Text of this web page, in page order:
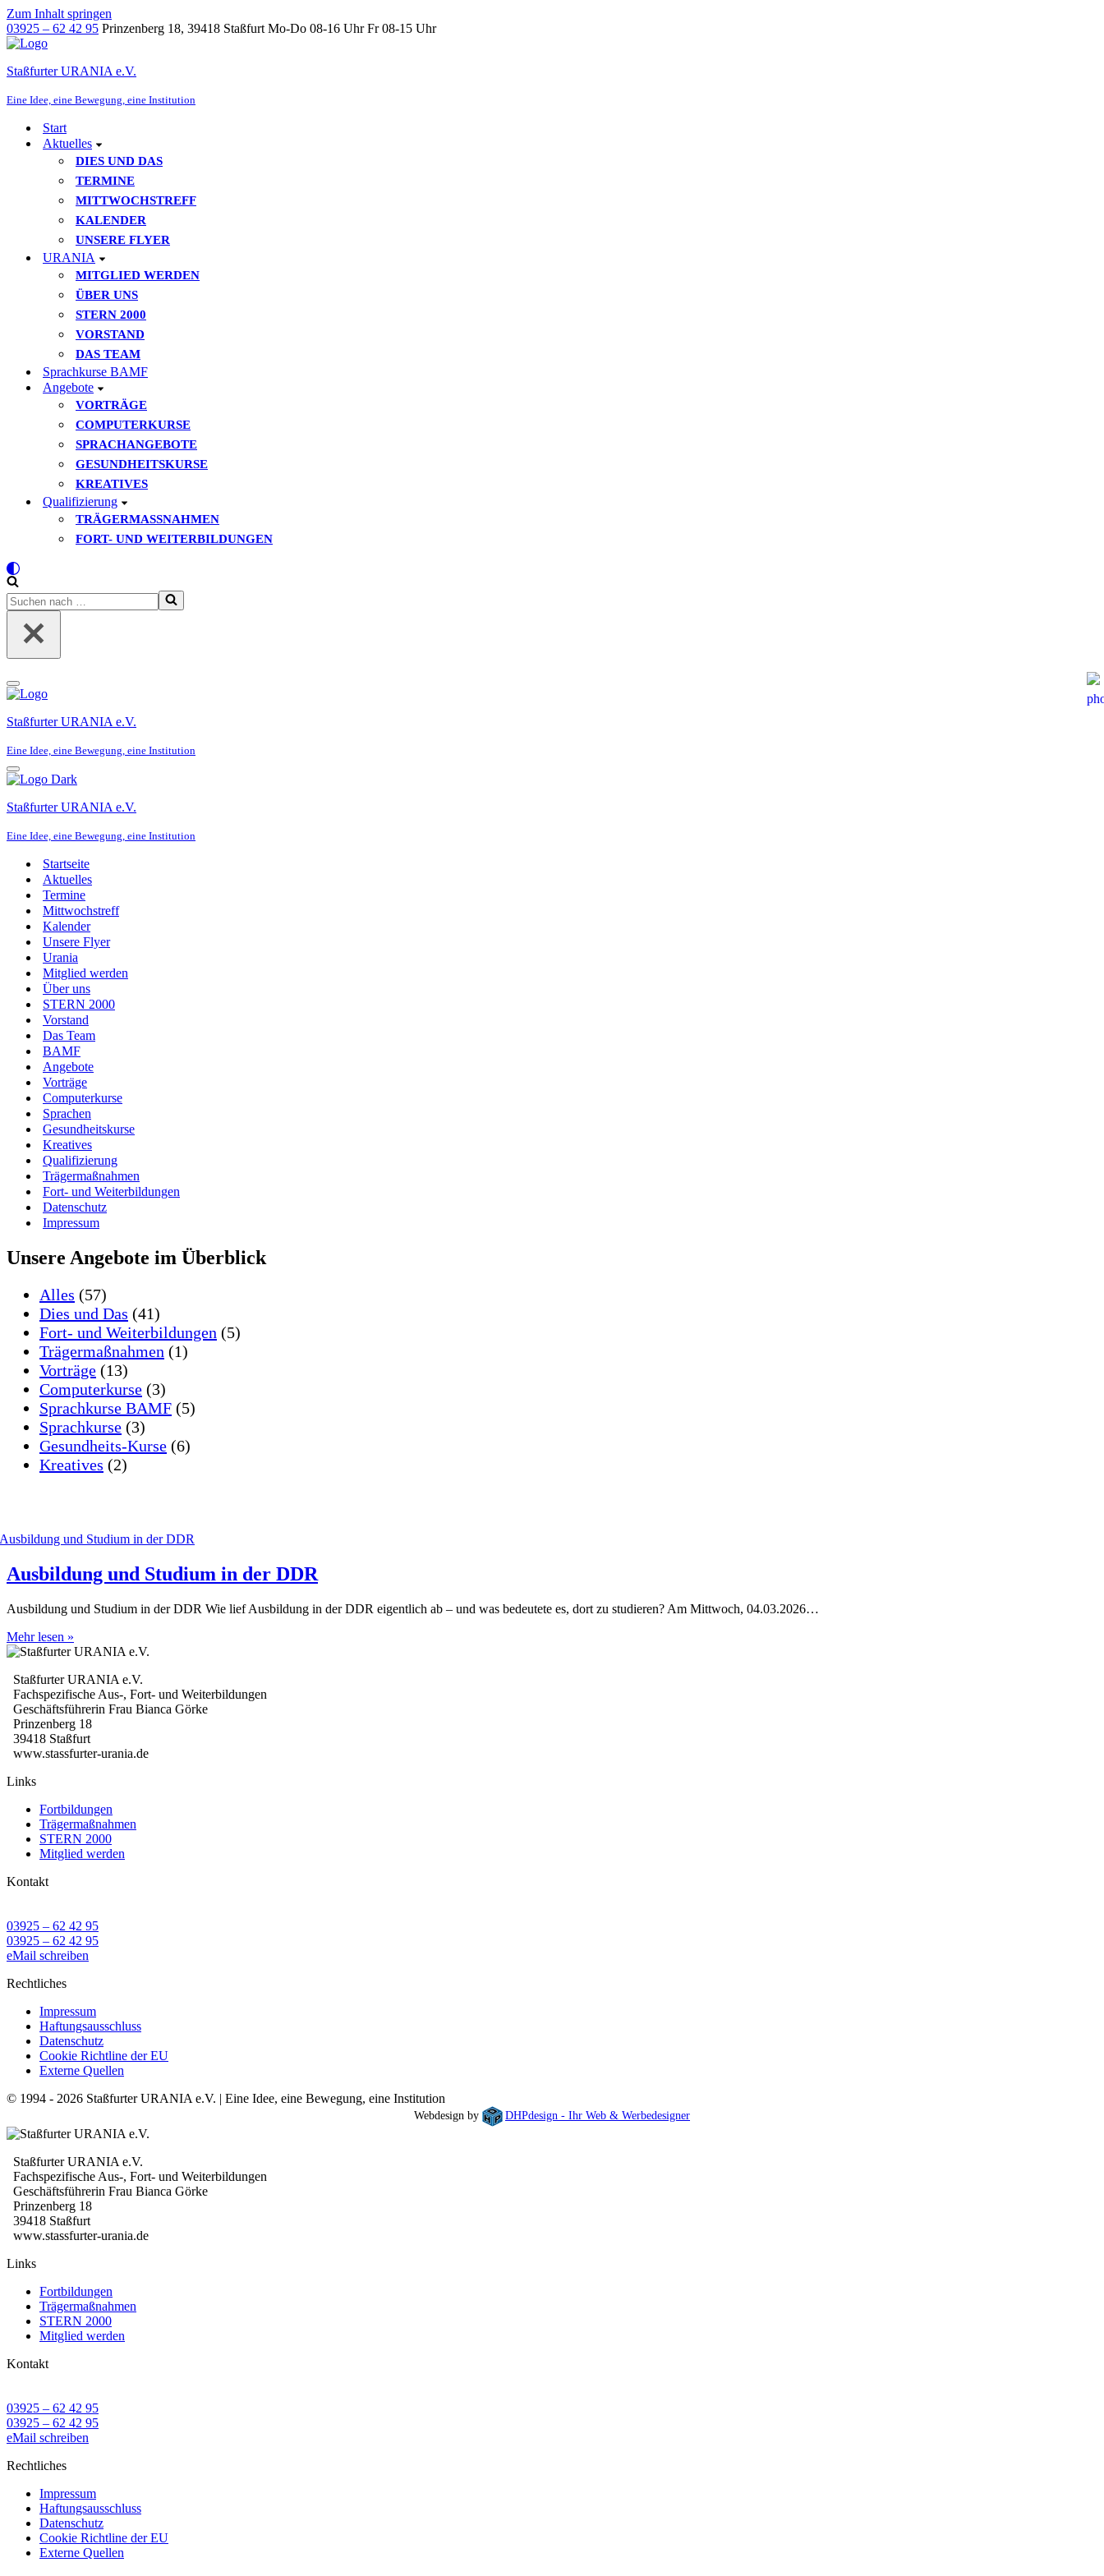
Zum Inhalt springen
03925 – 62 42 95 Prinzenberg 18, 39418 Staßfurt Mo-Do 08-16 Uhr Fr 08-15 Uhr
Staßfurter URANIA e.V.
Eine Idee, eine Bewegung, eine Institution
Start
Aktuelles
DIES UND DAS
TERMINE
MITTWOCHSTREFF
KALENDER
UNSERE FLYER
URANIA
MITGLIED WERDEN
ÜBER UNS
STERN 2000
VORSTAND
DAS TEAM
Sprachkurse BAMF
Angebote
VORTRÄGE
COMPUTERKURSE
SPRACHANGEBOTE
GESUNDHEITSKURSE
KREATIVES
Qualifizierung
TRÄGERMASSNAHMEN
FORT- UND WEITERBILDUNGEN
Suchen
nach …
Navigationsmenü
Staßfurter URANIA e.V.
Eine Idee, eine Bewegung, eine Institution
Navigationsmenü
Staßfurter URANIA e.V.
Eine Idee, eine Bewegung, eine Institution
Startseite
Aktuelles
Termine
Mittwochstreff
Kalender
Unsere Flyer
Urania
Mitglied werden
Über uns
STERN 2000
Vorstand
Das Team
BAMF
Angebote
Vorträge
Computerkurse
Sprachen
Gesundheitskurse
Kreatives
Qualifizierung
Trägermaßnahmen
Fort- und Weiterbildungen
Datenschutz
Impressum
Unsere Angebote im Überblick
Alles (57)
Dies und Das (41)
Fort- und Weiterbildungen (5)
Trägermaßnahmen (1)
Vorträge (13)
Computerkurse (3)
Sprachkurse BAMF (5)
Sprachkurse (3)
Gesundheits-Kurse (6)
Kreatives (2)
Ausbildung und Studium in der DDR
Ausbildung und Studium in der DDR Wie lief Ausbildung in der DDR eigentlich ab – und was bedeutete es, dort zu studieren? Am Mittwoch, 04.03.2026…
Mehr lesen »
und
in
der
DDR
Staßfurter URANIA e.V.
Fachspezifische Aus-, Fort- und Weiterbildungen
Geschäftsführerin Frau Bianca Görke
Prinzenberg 18
39418 Staßfurt
www.stassfurter-urania.de
Links
Fortbildungen
Trägermaßnahmen
STERN 2000
Mitglied werden
Kontakt
03925 – 62 42 95
03925 – 62 42 95
eMail schreiben
Rechtliches
Impressum
Haftungsausschluss
Datenschutz
Cookie Richtline der EU
Externe Quellen
© 1994 - 2026 Staßfurter URANIA e.V. | Eine Idee, eine Bewegung, eine Institution
Webdesign by DHPdesign - Ihr Web & Werbedesigner
Staßfurter URANIA e.V.
Fachspezifische Aus-, Fort- und Weiterbildungen
Geschäftsführerin Frau Bianca Görke
Prinzenberg 18
39418 Staßfurt
www.stassfurter-urania.de
Links
Fortbildungen
Trägermaßnahmen
STERN 2000
Mitglied werden
Kontakt
03925 – 62 42 95
03925 – 62 42 95
eMail schreiben
Rechtliches
Impressum
Haftungsausschluss
Datenschutz
Cookie Richtline der EU
Externe Quellen